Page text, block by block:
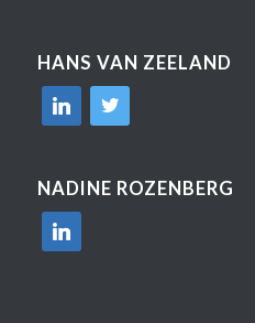
HANS VAN ZEELAND
linkedin
twitter
NADINE ROZENBERG
linkedin